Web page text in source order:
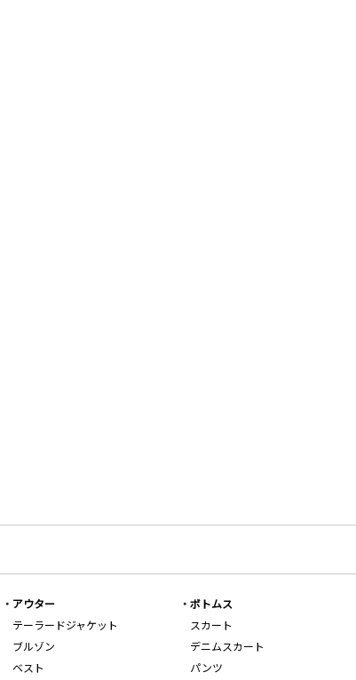
アウター
テーラードジャケット
ブルゾン
ベスト
ボトムス
スカート
デニムスカート
パンツ